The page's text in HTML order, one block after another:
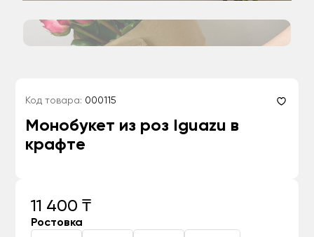
Код товара: 000115
Монобукет из роз Iguazu в
крафте
11 400 ₸
Ростовка